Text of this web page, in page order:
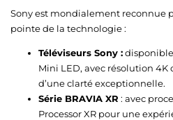
Sony est mondialement reconnue
pointe de la technologie :
Téléviseurs Sony :
Mini LED, avec résolution
d’une clarté exceptionnelle.
Série BRAVIA XR : avec
Processor XR pour une